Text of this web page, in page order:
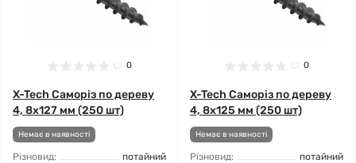
0
X-Tech Саморіз по дереву
4, 8x127 мм (250 шт)
Немає в наявності
Різновид:
потайний
0
X-Tech Саморіз по дереву
4, 8x125 мм (250 шт)
Немає в наявності
Різновид:
потайний